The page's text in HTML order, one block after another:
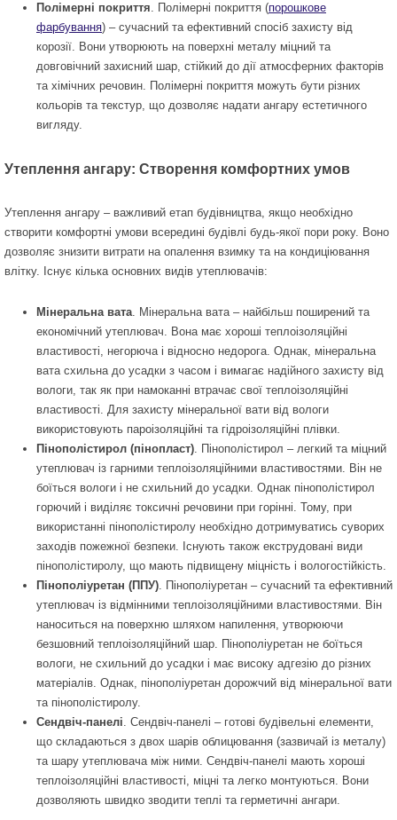
Полімерні покриття. Полімерні покриття (порошкове
фарбування) – сучасний та ефективний спосіб захисту від
корозії. Вони утворюють на поверхні металу міцний та
довговічний захисний шар, стійкий до дії атмосферних факторів
та хімічних речовин. Полімерні покриття можуть бути різних
кольорів та текстур, що дозволяє надати ангару естетичного
вигляду.
Утеплення ангару: Створення комфортних умов
Утеплення ангару – важливий етап будівництва, якщо необхідно
створити комфортні умови всередині будівлі будь-якої пори року. Воно
дозволяє знизити витрати на опалення взимку та на кондиціювання
влітку. Існує кілька основних видів утеплювачів:
Мінеральна вата. Мінеральна вата – найбільш поширений та
економічний утеплювач. Вона має хороші теплоізоляційні
властивості, негорюча і відносно недорога. Однак, мінеральна
вата схильна до усадки з часом і вимагає надійного захисту від
вологи, так як при намоканні втрачає свої теплоізоляційні
властивості. Для захисту мінеральної вати від вологи
використовують пароізоляційні та гідроізоляційні плівки.
Пінополістирол (пінопласт). Пінополістирол – легкий та міцний
утеплювач із гарними теплоізоляційними властивостями. Він не
боїться вологи і не схильний до усадки. Однак пінополістирол
горючий і виділяє токсичні речовини при горінні. Тому, при
використанні пінополістиролу необхідно дотримуватись суворих
заходів пожежної безпеки. Існують також екструдовані види
пінополістиролу, що мають підвищену міцність і вологостійкість.
Пінополіуретан (ППУ). Пінополіуретан – сучасний та ефективний
утеплювач із відмінними теплоізоляційними властивостями. Він
наноситься на поверхню шляхом напилення, утворюючи
безшовний теплоізоляційний шар. Пінополіуретан не боїться
вологи, не схильний до усадки і має високу адгезію до різних
матеріалів. Однак, пінополіуретан дорожчий від мінеральної вати
та пінополістиролу.
Сендвіч-панелі. Сендвіч-панелі – готові будівельні елементи,
що складаються з двох шарів облицювання (зазвичай із металу)
та шару утеплювача між ними. Сендвіч-панелі мають хороші
теплоізоляційні властивості, міцні та легко монтуються. Вони
дозволяють швидко зводити теплі та герметичні ангари.